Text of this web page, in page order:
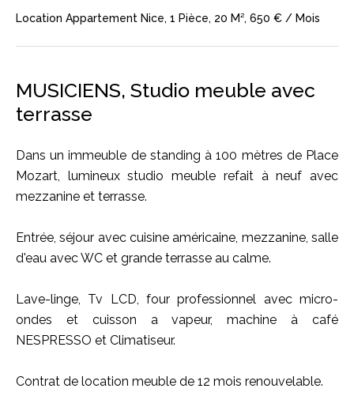
Location Appartement Nice, 1 Pièce, 20 M², 650 € / Mois
MUSICIENS, Studio meuble avec
terrasse
Dans un immeuble de standing à 100 mètres de Place
Mozart, lumineux studio meuble refait à neuf avec
mezzanine et terrasse.
Entrée, séjour avec cuisine américaine, mezzanine, salle
d'eau avec WC et grande terrasse au calme.
Lave-linge, Tv LCD, four professionnel avec micro-
ondes et cuisson a vapeur, machine à café
NESPRESSO et Climatiseur.
Contrat de location meuble de 12 mois renouvelable.